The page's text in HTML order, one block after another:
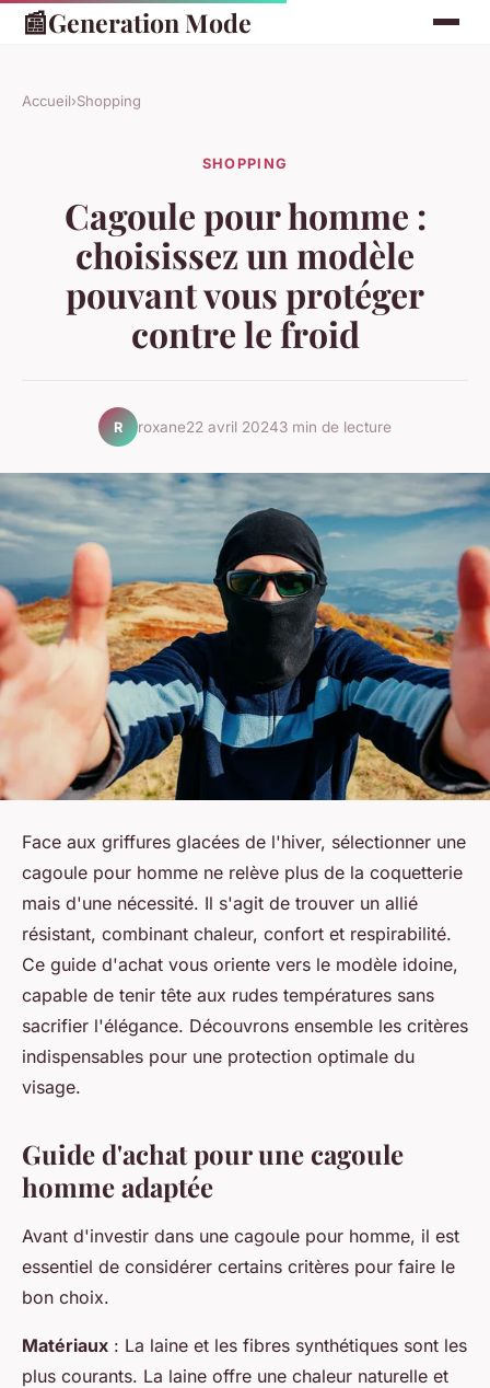
📰Generation Mode
Accueil›Shopping
SHOPPING
Cagoule pour homme :
choisissez un modèle
pouvant vous protéger
contre le froid
R roxane22 avril 20243 min de lecture
Face aux griffures glacées de l'hiver, sélectionner une
cagoule pour homme ne relève plus de la coquetterie
mais d'une nécessité. Il s'agit de trouver un allié
résistant, combinant chaleur, confort et respirabilité.
Ce guide d'achat vous oriente vers le modèle idoine,
capable de tenir tête aux rudes températures sans
sacrifier l'élégance. Découvrons ensemble les critères
indispensables pour une protection optimale du
visage.
Guide d'achat pour une cagoule
homme adaptée
Avant d'investir dans une cagoule pour homme, il est
essentiel de considérer certains critères pour faire le
bon choix.
Matériaux : La laine et les fibres synthétiques sont les
plus courants. La laine offre une chaleur naturelle et